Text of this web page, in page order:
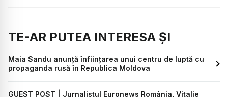
TE-AR PUTEA INTERESA ȘI
Maia Sandu anunță înființarea unui centru de luptă cu
propaganda rusă în Republica Moldova
GUEST POST | Jurnalistul Euronews România, Vitalie